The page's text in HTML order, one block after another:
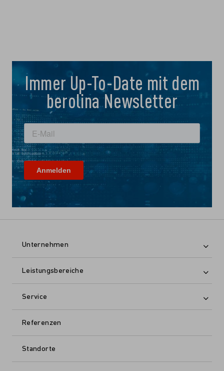
Immer Up-To-Date mit dem
berolina Newsletter
Unternehmen
Leistungsbereiche
Service
Referenzen
Standorte